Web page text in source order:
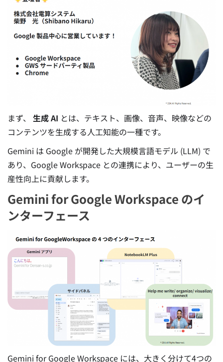
まず、 生成 AI とは、テキスト、画像、音声、映像などの
コンテンツを生成する人工知能の一種です。
Gemini は Google が開発した大規模言語モデル (LLM) で
あり、Google Workspace との連携により、ユーザーの生
産性向上に貢献します。
Gemini for Google Workspace のイ
ンターフェース
Gemini for Google Workspace には、大きく分けて4つの